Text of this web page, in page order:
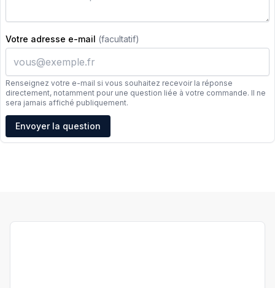
Votre adresse e-mail (facultatif)
Renseignez votre e-mail si vous souhaitez recevoir la réponse
directement, notamment pour une question liée à votre commande. Il ne
sera jamais affiché publiquement.
Adresse e-mail
Envoyer la question